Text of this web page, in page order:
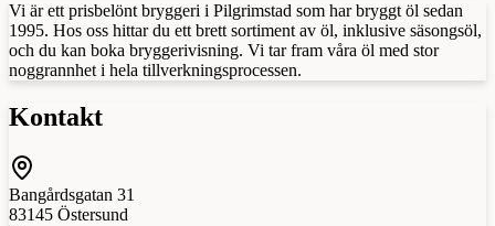
Vi är ett prisbelönt bryggeri i Pilgrimstad som har bryggt öl sedan
1995. Hos oss hittar du ett brett sortiment av öl, inklusive säsongsöl,
och du kan boka bryggerivisning. Vi tar fram våra öl med stor
noggrannhet i hela tillverkningsprocessen.
Kontakt
Bangårdsgatan 31
83145 Östersund